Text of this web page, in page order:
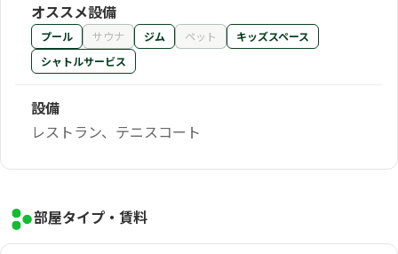
オススメ設備
プール サウナ ジム ペット
キッズスペース
シャトルサービス
設備
レストラン、テニスコート
部屋タイプ・賃料